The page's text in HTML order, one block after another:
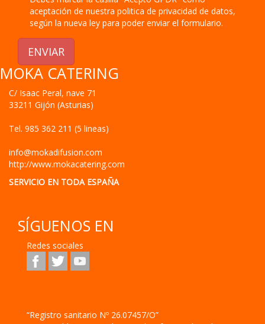
aceptación de nuestra politica de privacidad de datos,
según la nueva ley para poder enviar el formulario.
ENVIAR
MOKA CATERING
C/ Isaac Peral, nave 71
33211 Gijón (Asturias)
Tel. 985 362 211 (5 lineas)
info@mokadifusion.com
http://www.mokacatering.com
SERVICIO EN TODA ESPAÑA
SÍGUENOS EN
Redes sociales
“Registro sanitario Nº 26.07457/O”